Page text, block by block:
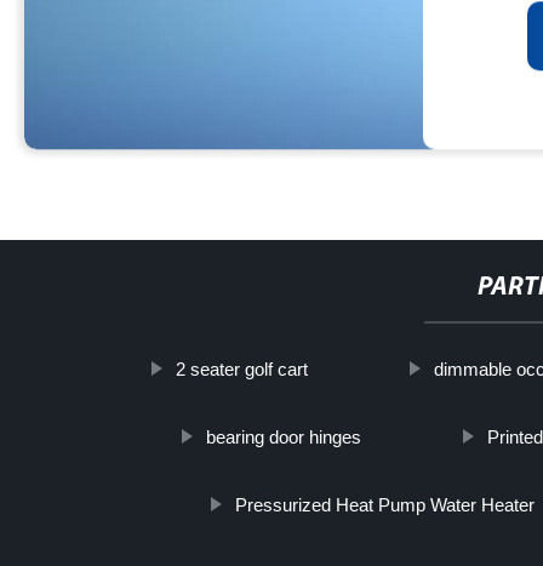
2 seater golf cart dimmable
bearing door hinges
Pressurized Heat Pump Water Heater